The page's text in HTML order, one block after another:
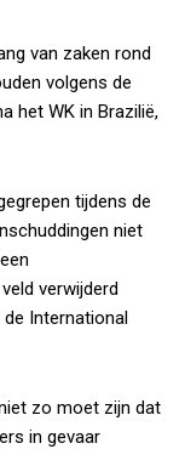
van zaken rond
volgens de
het WK in Brazilië,
tijdens de
niet
verwijderd
International
zo moet zijn dat
in gevaar